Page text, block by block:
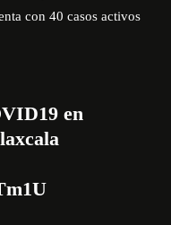
con 40 casos activos
en